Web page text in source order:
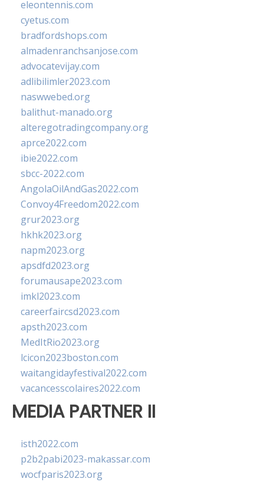
eleontennis.com
cyetus.com
bradfordshops.com
almadenranchsanjose.com
advocatevijay.com
adlibilimler2023.com
naswwebed.org
balithut-manado.org
alteregotradingcompany.org
aprce2022.com
ibie2022.com
sbcc-2022.com
AngolaOilAndGas2022.com
Convoy4Freedom2022.com
grur2023.org
hkhk2023.org
napm2023.org
apsdfd2023.org
forumausape2023.com
imkl2023.com
careerfaircsd2023.com
apsth2023.com
MedItRio2023.org
lcicon2023boston.com
waitangidayfestival2022.com
vacancesscolaires2022.com
MEDIA PARTNER II
isth2022.com
p2b2pabi2023-makassar.com
wocfparis2023.org